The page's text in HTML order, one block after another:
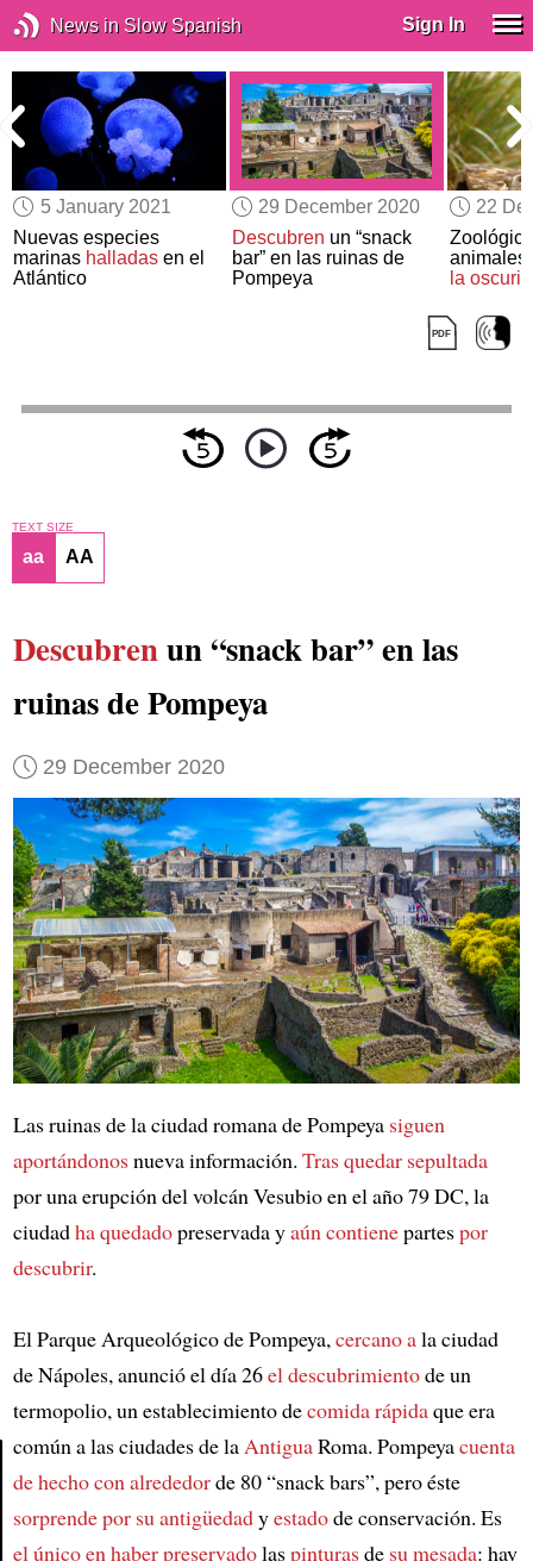
News in Slow Spanish Sign In
5 January 2021
Nuevas especies
marinas halladas en el
Atlántico
29 December 2020
Descubren un “snack
bar” en las ruinas de
Pompeya
22
la
TEXT SIZE
aa AA
Descubrenun “snack bar” en las
ruinas de Pompeya
29 December 2020
Las ruinas de la ciudad romana de Pompeya siguen
aportándonosnueva información. Tras quedar sepultada
por una erupción del volcán Vesubio en el año 79 DC, la
ciudadha quedadopreservada yaún contienepartespor
descubrir.
El Parque Arqueológico de Pompeya, cercano ala ciudad
de Nápoles, anunció el día 26el descubrimientode un
termopolio, un establecimiento decomida rápidaque era
común a las ciudades de la AntiguaRoma. Pompeyacuenta
de hecho con alrededorde 80 “snack bars”, pero éste
sorprende por su antigüedadyestadode conservación. Es
el únicoen haber preservadolaspinturasde su mesada: hay